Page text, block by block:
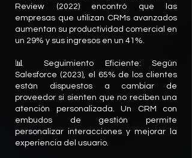
Review (2022) encontró que las
empresas que utilizan CRMs avanzados
aumentan su productividad comercial en
un 29% y sus ingresos en un 41%.
📊 Seguimiento Eficiente: Según
Salesforce (2023), el 65% de los clientes
están dispuestos a cambiar de
proveedor si sienten que no reciben una
atención personalizada. Un CRM con
embudos de gestión permite
personalizar interacciones y mejorar la
experiencia del usuario.